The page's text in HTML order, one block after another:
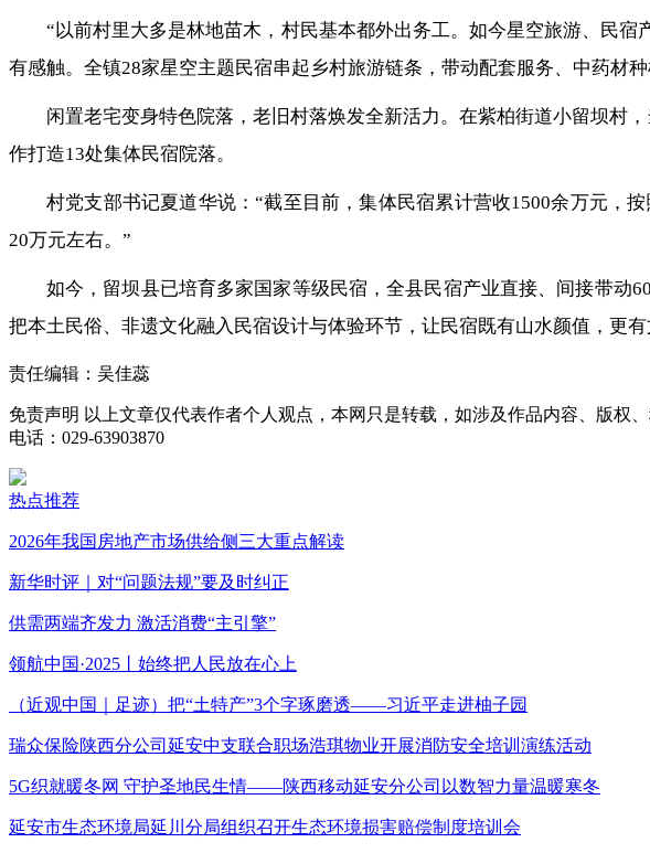
“以前村里大多是林地苗木，村民基本都外出务工。如今星空旅游、民
有感触。全镇28家星空主题民宿串起乡村旅游链条，带动配套服务、中药材
闲置老宅变身特色院落，老旧村落焕发全新活力。在紫柏街道小留坝村
作打造13处集体民宿院落。
村党支部书记夏道华说：“截至目前，集体民宿累计营收1500余万元，
20万元左右。”
如今，留坝县已培育多家国家等级民宿，全县民宿产业直接、间接带动
把本土民俗、非遗文化融入民宿设计与体验环节，让民宿既有山水颜值，更
责任编辑：吴佳蕊
免责声明 以上文章仅代表作者个人观点，本网只是转载，如涉及作品内容、版权
电话：029-63903870
热点推荐
2026年我国房地产市场供给侧三大重点解读
新华时评｜对“问题法规”要及时纠正
供需两端齐发力 激活消费“主引擎”
领航中国·2025丨始终把人民放在心上
（近观中国｜足迹）把“土特产”3个字琢磨透——习近平走进柚子园
瑞众保险陕西分公司延安中支联合职场浩琪物业开展消防安全培训演练活动
5G织就暖冬网 守护圣地民生情——陕西移动延安分公司以数智力量温暖寒冬
延安市生态环境局延川分局组织召开生态环境损害赔偿制度培训会